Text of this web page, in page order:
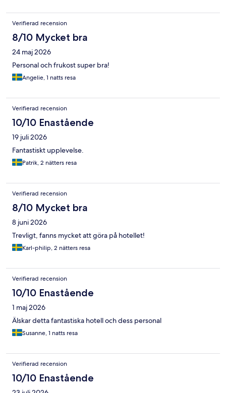
Verifierad recension
8/10 Mycket bra
24 maj 2026
Personal och frukost super bra!
Angelie, 1 natts resa
Verifierad recension
10/10 Enastående
19 juli 2026
Fantastiskt upplevelse.
Patrik, 2 nätters resa
Verifierad recension
8/10 Mycket bra
8 juni 2026
Trevligt, fanns mycket att göra på hotellet!
Karl-philip, 2 nätters resa
Verifierad recension
10/10 Enastående
1 maj 2026
Älskar detta fantastiska hotell och dess personal
Susanne, 1 natts resa
Verifierad recension
10/10 Enastående